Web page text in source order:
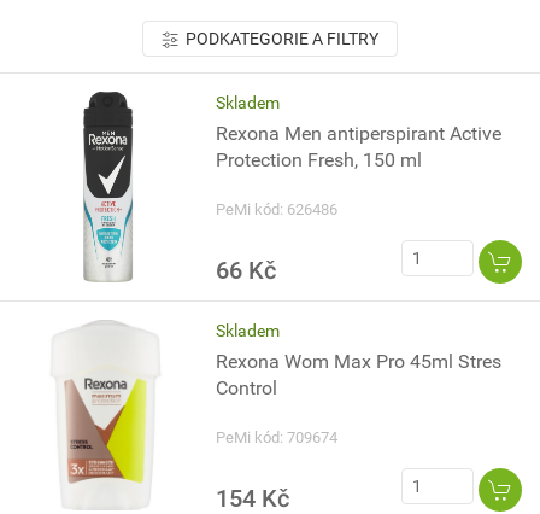
PODKATEGORIE A FILTRY
Skladem
Rexona Men antiperspirant Active
Protection Fresh, 150 ml
PeMi kód: 626486
66 Kč
Skladem
Rexona Wom Max Pro 45ml Stres
Control
PeMi kód: 709674
154 Kč